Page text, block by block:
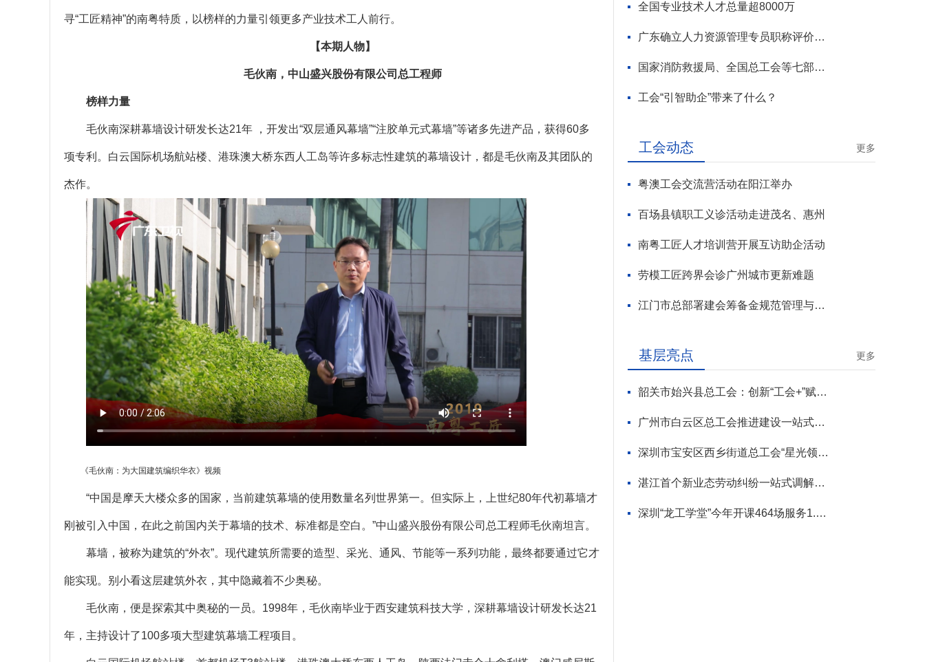
寻“工匠精神”的南粤特质，以榜样的力量引领更多产业技术工人前行。
【本期人物】
毛伙南，中山盛兴股份有限公司总工程师
榜样力量
毛伙南深耕幕墙设计研发长达21年 ，开发出“双层通风幕墙”“注胶单元式幕墙”等诸多先进产品，获得60多
项专利。白云国际机场航站楼、港珠澳大桥东西人工岛等许多标志性建筑的幕墙设计，都是毛伙南及其团队的
杰作。
《毛伙南：为大国建筑编织华衣》视频
“中国是摩天大楼众多的国家，当前建筑幕墙的使用数量名列世界第一。但实际上，上世纪80年代初幕墙才
刚被引入中国，在此之前国内关于幕墙的技术、标准都是空白。”中山盛兴股份有限公司总工程师毛伙南坦言。
幕墙，被称为建筑的“外衣”。现代建筑所需要的造型、采光、通风、节能等一系列功能，最终都要通过它才
能实现。别小看这层建筑外衣，其中隐藏着不少奥秘。
毛伙南，便是探索其中奥秘的一员。1998年，毛伙南毕业于西安建筑科技大学，深耕幕墙设计研发长达21
年，主持设计了100多项大型建筑幕墙工程项目。
全国专业技术人才总量超8000万
广东确立人力资源管理专员职称评价标准
国家消防救援局、全国总工会等七部门联合部署 开展全民消防安全素质提升行动
工会“引智助企”带来了什么？
工会动态 更多
粤澳工会交流营活动在阳江举办
百场县镇职工义诊活动走进茂名、惠州
南粤工匠人才培训营开展互访助企活动
劳模工匠跨界会诊广州城市更新难题
江门市总部署建会筹备金规范管理与基层工会组建攻坚行动
基层亮点 更多
韶关市始兴县总工会：创新“工会+”赋能模式 为“百千万工程”蓄势添力
广州市白云区总工会推进建设一站式调解平台
深圳市宝安区西乡街道总工会“星光领航”品牌首场活动走进企业
湛江首个新业态劳动纠纷一站式调解平台揭牌
深圳“龙工学堂”今年开课464场服务1.2万职工